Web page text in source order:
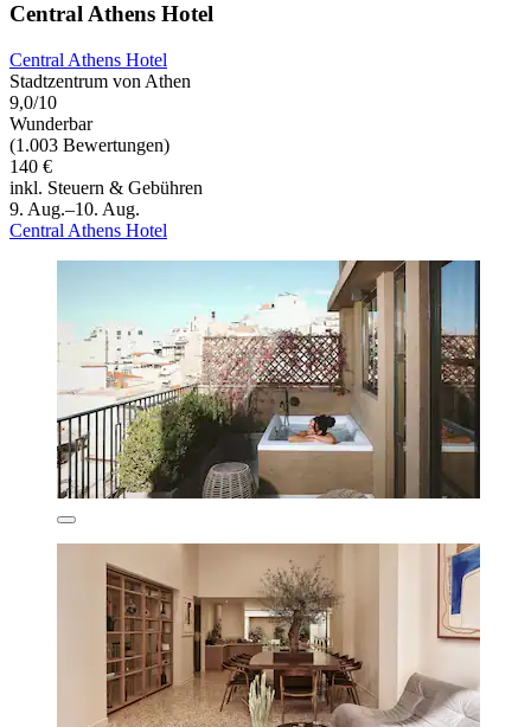
Central Athens Hotel
Central Athens Hotel
Stadtzentrum von Athen
9,0/10
Wunderbar
(1.003 Bewertungen)
140 €
inkl. Steuern & Gebühren
9. Aug.–10. Aug.
Central Athens Hotel